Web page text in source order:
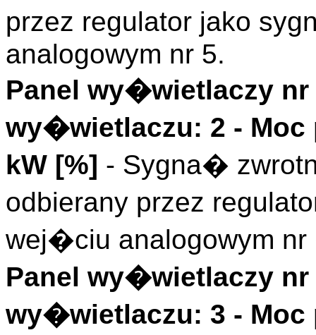
przez regulator jako
analogowym nr 5.
Panel wy�wietlaczy nr
wy�wietlaczu: 2 -
kW [%] - Sygna�
odbierany przez
wej�ciu analogowym nr
Panel wy�wietlaczy nr
wy�wietlaczu: 3 -